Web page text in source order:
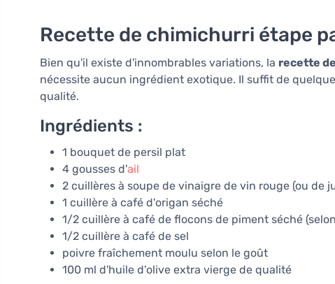
Recette de chimichurri étape
Bien qu'il existe d'innombrables variations, la recette
nécessite aucun ingrédient exotique. Il suffit de
qualité.
Ingrédients :
1 bouquet de persil plat
4 gousses d'ail
2 cuillères à soupe de vinaigre de vin rouge (ou de
1 cuillère à café d'origan séché
1/2 cuillère à café de flocons de piment séché
1/2 cuillère à café de sel
poivre fraîchement moulu selon le goût
100 ml d'huile d'olive extra vierge de qualité